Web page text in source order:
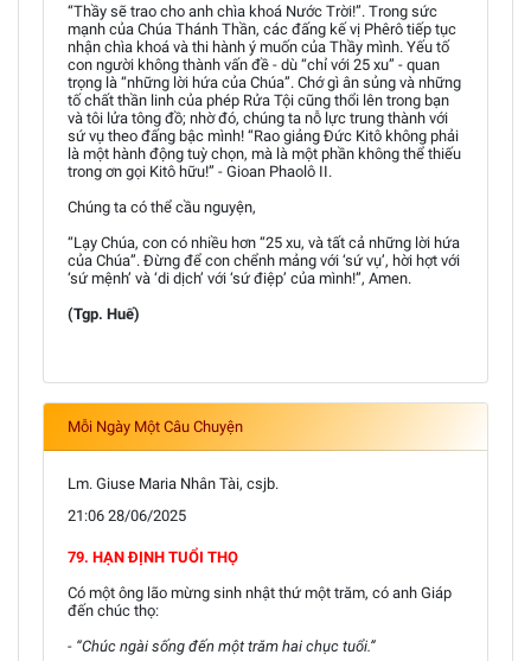
“Thầy sẽ trao cho anh chìa khoá Nước Trời!”. Trong sức
mạnh của Chúa Thánh Thần, các đấng kế vị Phêrô tiếp tục
nhận chìa khoá và thi hành ý muốn của Thầy mình. Yếu tố
con người không thành vấn đề - dù “chỉ với 25 xu” - quan
trọng là “những lời hứa của Chúa”. Chớ gì ân sủng và những
tố chất thần linh của phép Rửa Tội cũng thổi lên trong bạn
và tôi lửa tông đồ; nhờ đó, chúng ta nỗ lực trung thành với
sứ vụ theo đấng bậc mình! “Rao giảng Đức Kitô không phải
là một hành động tuỳ chọn, mà là một phần không thể thiếu
trong ơn gọi Kitô hữu!” - Gioan Phaolô II.
Chúng ta có thể cầu nguyện,
“Lạy Chúa, con có nhiều hơn “25 xu, và tất cả những lời hứa
của Chúa”. Đừng để con chểnh mảng với ‘sứ vụ’, hời hợt với
‘sứ mệnh’ và ‘di dịch’ với ‘sứ điệp’ của mình!”, Amen.
(Tgp. Huế)
Mỗi Ngày Một Câu Chuyện
Lm. Giuse Maria Nhân Tài, csjb.
21:06 28/06/2025
79. HẠN ĐỊNH TUỔI THỌ
Có một ông lão mừng sinh nhật thứ một trăm, có anh Giáp
đến chúc thọ:
- “Chúc ngài sống đến một trăm hai chục tuổi.”